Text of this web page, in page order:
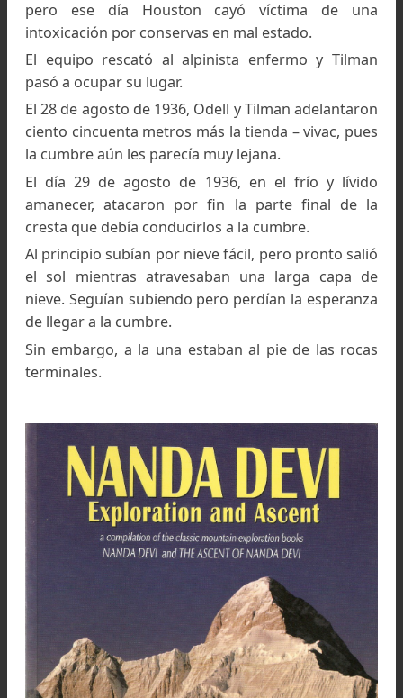
Equipo año 1936 Foto Mountainsheords
La expedición salió de Josimath el 19 de julio
1936 y se internó en las gargantas del Rishi
El espolón Pisgah fue alcanzado el primero
agosto de 1936 y el campamento base
instalado el 6 de agosto.
La línea general de la ascensión seguía la arista
recubierta de nieve y hielo. La cumbre se
dos mil quinientos metros más arriba
campamento base.
El clima se volvió en contra de los
comenzó a nevar.
emplazamiento para el campamento II.
Varios sherpas enfermaron de distintas
y fueron Graham Brown y Houston
instalaron el campamento III el 19 de agosto.